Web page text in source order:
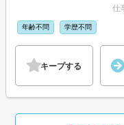
仕
年齢不問 学歴不問
キープする